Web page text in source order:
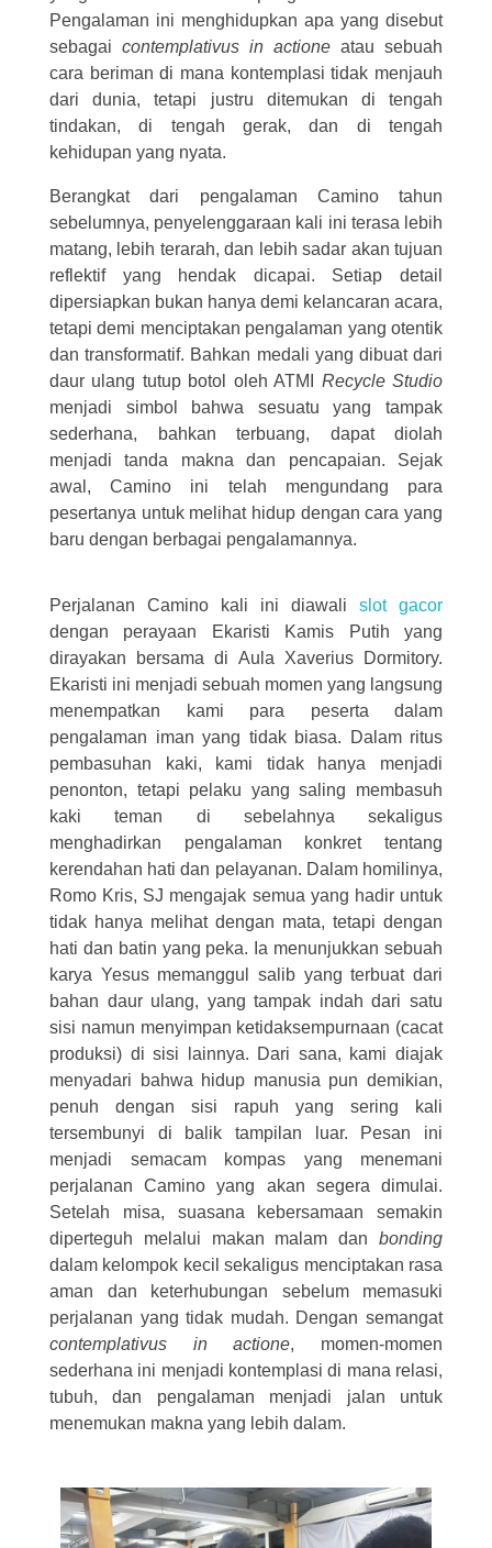
Pengalaman ini menghidupkan apa yang disebut
sebagai contemplativus in actione atau sebuah
cara beriman di mana kontemplasi tidak menjauh
dari dunia, tetapi justru ditemukan di tengah
tindakan, di tengah gerak, dan di tengah
kehidupan yang nyata.
Berangkat dari pengalaman Camino tahun
sebelumnya, penyelenggaraan kali ini terasa lebih
matang, lebih terarah, dan lebih sadar akan tujuan
reflektif yang hendak dicapai. Setiap detail
dipersiapkan bukan hanya demi kelancaran acara,
tetapi demi menciptakan pengalaman yang otentik
dan transformatif. Bahkan medali yang dibuat dari
daur ulang tutup botol oleh ATMI Recycle Studio
menjadi simbol bahwa sesuatu yang tampak
sederhana, bahkan terbuang, dapat diolah
menjadi tanda makna dan pencapaian. Sejak
awal, Camino ini telah mengundang para
pesertanya untuk melihat hidup dengan cara yang
baru dengan berbagai pengalamannya.
Perjalanan Camino kali ini diawali slot gacor
dengan perayaan Ekaristi Kamis Putih yang
dirayakan bersama di Aula Xaverius Dormitory.
Ekaristi ini menjadi sebuah momen yang langsung
menempatkan kami para peserta dalam
pengalaman iman yang tidak biasa. Dalam ritus
pembasuhan kaki, kami tidak hanya menjadi
penonton, tetapi pelaku yang saling membasuh
kaki teman di sebelahnya sekaligus
menghadirkan pengalaman konkret tentang
kerendahan hati dan pelayanan. Dalam homilinya,
Romo Kris, SJ mengajak semua yang hadir untuk
tidak hanya melihat dengan mata, tetapi dengan
hati dan batin yang peka. Ia menunjukkan sebuah
karya Yesus memanggul salib yang terbuat dari
bahan daur ulang, yang tampak indah dari satu
sisi namun menyimpan ketidaksempurnaan (cacat
produksi) di sisi lainnya. Dari sana, kami diajak
menyadari bahwa hidup manusia pun demikian,
penuh dengan sisi rapuh yang sering kali
tersembunyi di balik tampilan luar. Pesan ini
menjadi semacam kompas yang menemani
perjalanan Camino yang akan segera dimulai.
Setelah misa, suasana kebersamaan semakin
diperteguh melalui makan malam dan bonding
dalam kelompok kecil sekaligus menciptakan rasa
aman dan keterhubungan sebelum memasuki
perjalanan yang tidak mudah. Dengan semangat
contemplativus in actione, momen-momen
sederhana ini menjadi kontemplasi di mana relasi,
tubuh, dan pengalaman menjadi jalan untuk
menemukan makna yang lebih dalam.